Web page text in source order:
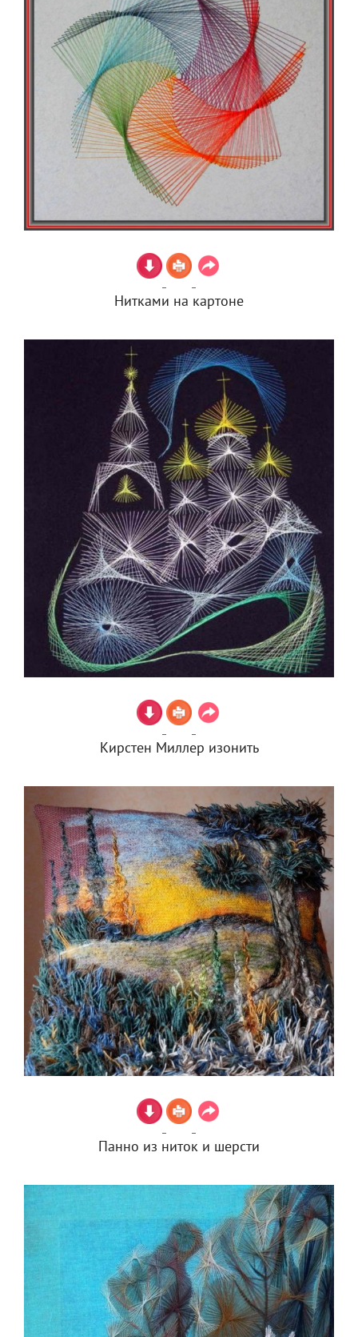
Нитками на картоне
Кирстен Миллер изонить
Панно из ниток и шерсти